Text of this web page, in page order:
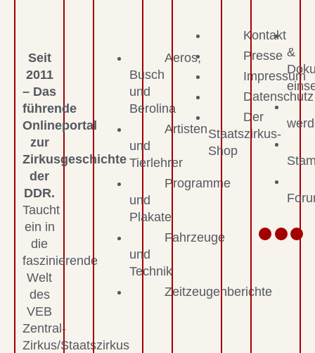
Seit
2011
– Das
führende
Onlineportal
zur
Zirkusgeschichte
der
DDR.
Taucht
ein in
die
faszinierende
Welt
des
VEB
Zentral-
Zirkus/Staatszirkus
Aeros,
Busch
und
Berolina
Artisten
und
Tierlehrer
Programme
und
Plakate
Fahrzeuge
und
Technik
Zeitzeugenberichte
Kontakt
Presse
Impressum
Datenschutz
Der
Staatszirkus-
Shop
&